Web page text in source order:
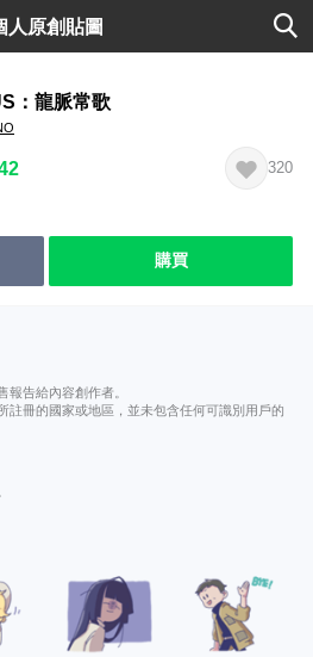
人原創貼圖
：龍脈常歌
320
購買
報告給內容創作者。
註冊的國家或地區，並未包含任何可識別用戶的